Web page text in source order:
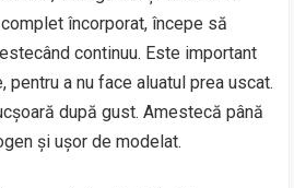
încorporat, începe să
continuu. Este important
pentru a nu face aluatul prea uscat.
după gust. Amestecă până
și ușor de modelat.